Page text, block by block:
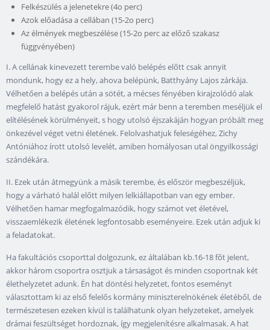
Felkészülés a jelenetekre (4o perc)
Azok előadása a cellában (15-2o perc)
Az élmények megbeszélése (15-2o perc az előző szakasz
függvényében)
I. A cellának kinevezett terembe való belépés előtt csak annyit
mondunk, hogy ez a hely, ahova belépünk, Batthyány Lajos zárkája.
Vélhetően a belépés után a sötét, a mécses fényében kirajzolódó alak
megfelelő hatást gyakorol rájuk, ezért már benn a teremben meséljük el
elítélésének körülményeit, s hogy utolsó éjszakáján hogyan próbált meg
önkezével véget vetni életének. Felolvashatjuk feleségéhez, Zichy
Antóniához írott utolsó levelét, amiben homályosan utal öngyilkossági
szándékára.
II. Ezek után átmegyünk a másik terembe, és először megbeszéljük,
hogy a várható halál előtt milyen lelkiállapotban van egy ember.
Vélhetően hamar megfogalmazódik, hogy számot vet életével,
visszaemlékezik életének legfontosabb eseményeire. Ezek után adjuk ki
a feladatokat.
Ha fakultációs csoporttal dolgozunk, ez általában kb.16-18 főt jelent,
akkor három csoportra osztjuk a társaságot és minden csoportnak két
élethelyzetet adunk. Én hat döntési helyzetet, fontos eseményt
választottam ki az első felelős kormány miniszterelnökének életéből, de
természetesen ezeken kívül is találhatunk olyan helyzeteket, amelyek
drámai feszültséget hordoznak, így megjelenítésre alkalmasak. A hat